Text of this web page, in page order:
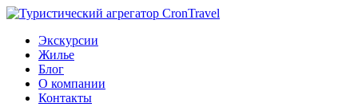
Экскурсии
Жилье
Блог
О компании
Контакты